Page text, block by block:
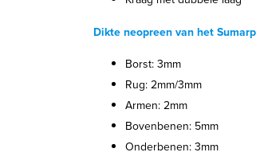
Dikte neopreen van het
Borst: 3mm
Rug: 2mm/3mm
Armen: 2mm
Bovenbenen: 5mm
Onderbenen: 3mm